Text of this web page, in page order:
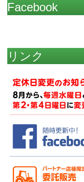
Facebook
リンク